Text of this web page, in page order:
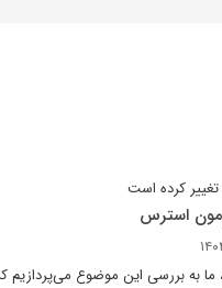
کرده است
استرس
ما به بررسی این موضوع